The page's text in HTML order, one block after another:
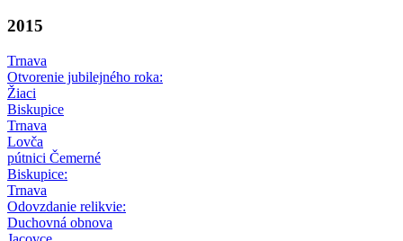
2015
Trnava
Otvorenie jubilejného roka:
Žiaci
Biskupice
Trnava
Lovča
pútnici Čemerné
Biskupice:
Trnava
Odovzdanie relikvie:
Duchovná obnova